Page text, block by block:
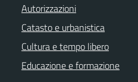
Autorizzazioni
Catasto e urbanistica
Cultura e tempo libero
Educazione e formazione